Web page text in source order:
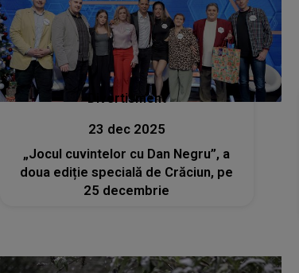
Divertisment
23 dec 2025
„Jocul cuvintelor cu Dan Negru”, a
doua ediție specială de Crăciun, pe
25 decembrie